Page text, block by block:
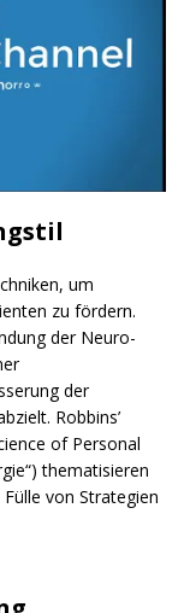
um
zu fördern.
der Neuro-
der
Robbins’
of Personal
thematisieren
von Strategien